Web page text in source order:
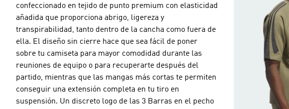
confeccionado en tejido de punto premium con elasticidad
añadida que proporciona abrigo, ligereza y
transpirabilidad, tanto dentro de la cancha como fuera de
ella. El diseño sin cierre hace que sea fácil de poner
sobre tu camiseta para mayor comodidad durante las
reuniones de equipo o para recuperarte después del
partido, mientras que las mangas más cortas te permiten
conseguir una extensión completa en tu tiro en
suspensión. Un discreto logo de las 3 Barras en el pecho